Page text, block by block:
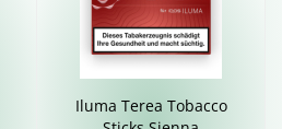
Iluma Terea To­bac­co